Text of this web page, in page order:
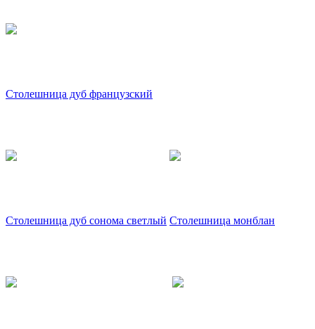
Столешница дуб французский
Столешница дуб сонома светлый Столешница монблан